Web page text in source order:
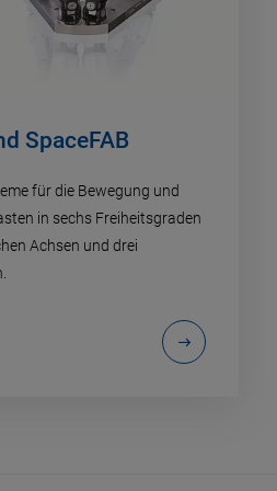
SpaceFAB
für die Bewegung und
in sechs Freiheitsgraden
Achsen und drei